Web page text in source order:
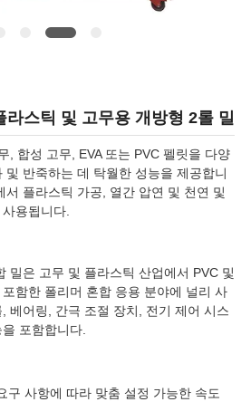
라스틱 및 고무용 개방형 2롤 밀
, 합성 고무, EVA 또는 PVC 펠릿을 다양
및 반죽하는 데 탁월한 성능을 제공합니
서 플라스틱 가공, 열간 압연 및 천연 및
용됩니다.
밀은 고무 및 플라스틱 산업에서 PVC 및
함한 폴리머 혼합 응용 분야에 널리 사
베어링, 간극 조절 장치, 전기 제어 시스
포함합니다.
구 사항에 따라 맞춤 설정 가능한 속도